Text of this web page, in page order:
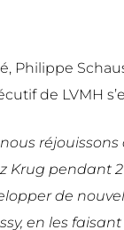
Philippe
de LVMH
réjouissons
Krug pendant
de
en les faisant